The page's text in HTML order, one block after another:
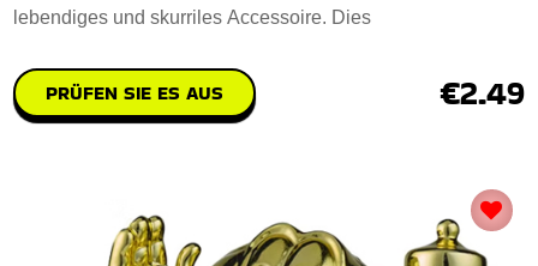
lebendiges und skurriles Accessoire. Dies
PRÜFEN SIE ES AUS €2.49